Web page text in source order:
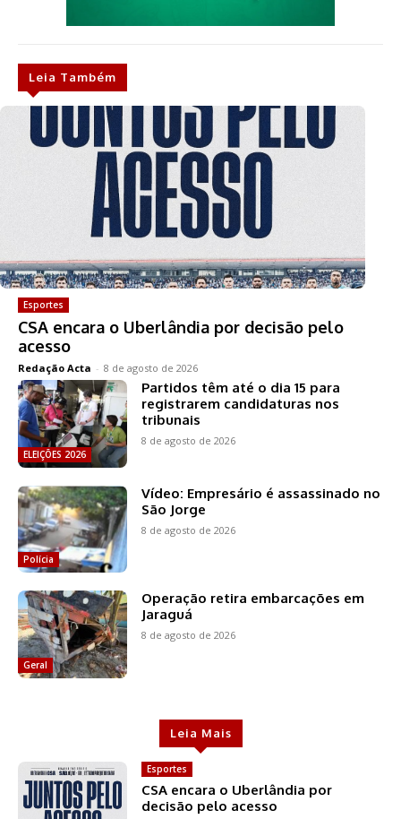
Leia Também
Esportes
CSA encara o Uberlândia por decisão pelo
acesso
Redação Acta - 8 de agosto de 2026
ELEIÇÕES 2026
Partidos têm até o dia 15 para
registrarem candidaturas nos
tribunais
8 de agosto de 2026
Polícia
Vídeo: Empresário é assassinado no
São Jorge
8 de agosto de 2026
Geral
Operação retira embarcações em
Jaraguá
8 de agosto de 2026
Leia Mais
Esportes
CSA encara o Uberlândia por
decisão pelo acesso